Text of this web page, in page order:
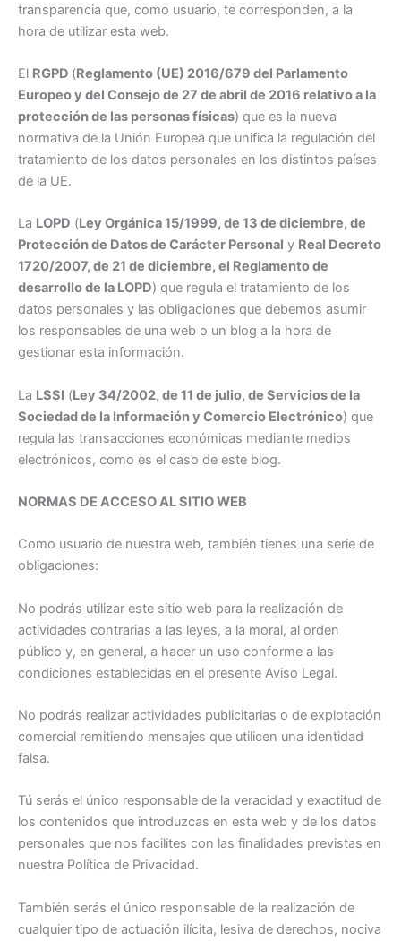
transparencia que, como usuario, te corresponden, a la
hora de utilizar esta web.
El RGPD (Reglamento (UE) 2016/679 del Parlamento
Europeo y del Consejo de 27 de abril de 2016 relativo a la
protección de las personas físicas) que es la nueva
normativa de la Unión Europea que unifica la regulación del
tratamiento de los datos personales en los distintos países
de la UE.
La LOPD (Ley Orgánica 15/1999, de 13 de diciembre, de
Protección de Datos de Carácter Personal y Real Decreto
1720/2007, de 21 de diciembre, el Reglamento de
desarrollo de la LOPD) que regula el tratamiento de los
datos personales y las obligaciones que debemos asumir
los responsables de una web o un blog a la hora de
gestionar esta información.
La LSSI (Ley 34/2002, de 11 de julio, de Servicios de la
Sociedad de la Información y Comercio Electrónico) que
regula las transacciones económicas mediante medios
electrónicos, como es el caso de este blog.
NORMAS DE ACCESO AL SITIO WEB
Como usuario de nuestra web, también tienes una serie de
obligaciones:
No podrás utilizar este sitio web para la realización de
actividades contrarias a las leyes, a la moral, al orden
público y, en general, a hacer un uso conforme a las
condiciones establecidas en el presente Aviso Legal.
No podrás realizar actividades publicitarias o de explotación
comercial remitiendo mensajes que utilicen una identidad
falsa.
Tú serás el único responsable de la veracidad y exactitud de
los contenidos que introduzcas en esta web y de los datos
personales que nos facilites con las finalidades previstas en
nuestra Política de Privacidad.
También serás el único responsable de la realización de
cualquier tipo de actuación ilícita, lesiva de derechos, nociva